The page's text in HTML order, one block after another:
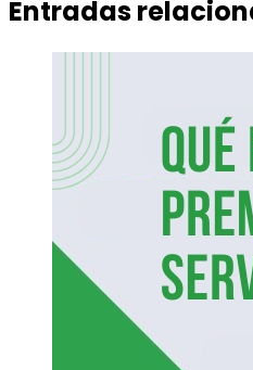
Entradas